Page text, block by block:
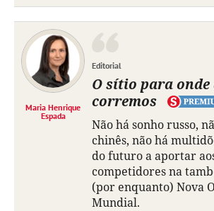
Maria Henrique
Espada
Editorial
O sítio para
corremos
Não há sonho russo,
chinês, não há
do futuro a aportar
competidores na
(por enquanto) Nova
Mundial.